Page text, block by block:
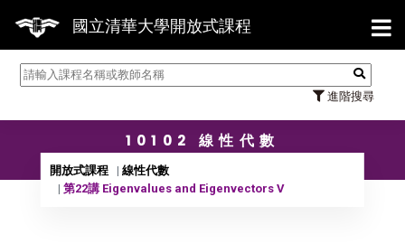
國立清華大學開放式課程
進階搜尋
【
10102 線性代數
開放式課程
線性代數
第22講 Eigenvalues and Eigenvectors V